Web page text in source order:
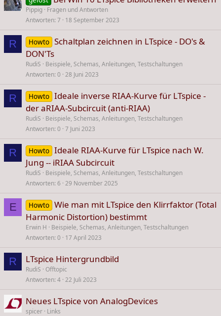
Pippig Fragen und Antworten
Antworten 7 18 September 2023
R Howto Schaltplan zeichnen in LTspice - DO's &
DON'Ts
RudiS
Beispiele, Schemas, Anleitungen, Testschaltungen
Antworten 0 28 Juni 2023
R Howto Ideale inverse RIAA-Kurve für LTspice -
der aRIAA-Subcircuit (anti-RIAA)
RudiS
Beispiele, Schemas, Anleitungen, Testschaltungen
Antworten 0 7 Juni 2023
R Howto Ideale RIAA-Kurve für LTspice nach W.
Jung -- iRIAA Subcircuit
RudiS
Beispiele, Schemas, Anleitungen, Testschaltungen
Antworten 6 29 November 2025
E Howto Wie man mit LTspice den Klirrfaktor (Total
Harmonic Distortion) bestimmt
Erwin H
Beispiele, Schemas, Anleitungen, Testschaltungen
Antworten 0 17 April 2023
R LTspice Hintergrundbild
RudiS
Offtopic
Antworten 4 22 Juli 2023
Neues LTspice von AnalogDevices
spicer Links